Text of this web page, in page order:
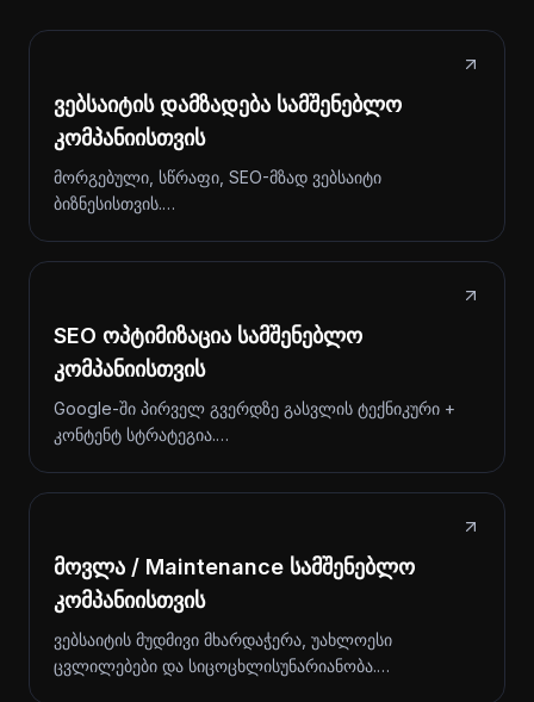
ვებსაიტის დამზადება სამშენებლო
კომპანიისთვის
მორგებული, სწრაფი, SEO-მზად ვებსაიტი
ბიზნესისთვის.…
SEO ოპტიმიზაცია სამშენებლო
კომპანიისთვის
Google-ში პირველ გვერდზე გასვლის ტექნიკური +
კონტენტ სტრატეგია.…
მოვლა / Maintenance სამშენებლო
კომპანიისთვის
ვებსაიტის მუდმივი მხარდაჭერა, უახლოესი
ცვლილებები და სიცოცხლისუნარიანობა.…